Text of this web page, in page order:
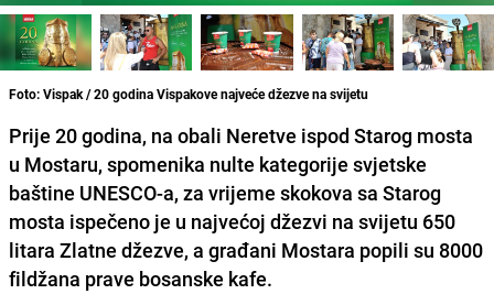
Foto: Vispak / 20 godina Vispakove najveće džezve na svijetu
Prije 20 godina, na obali Neretve ispod Starog mosta
u Mostaru, spomenika nulte kategorije svjetske
baštine UNESCO-a, za vrijeme skokova sa Starog
mosta ispečeno je u najvećoj džezvi na svijetu 650
litara Zlatne džezve, a građani Mostara popili su 8000
fildžana prave bosanske kafe.